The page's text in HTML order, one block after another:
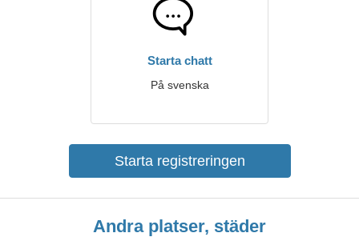
Starta chatt
På svenska
Starta registreringen
Andra platser, städer